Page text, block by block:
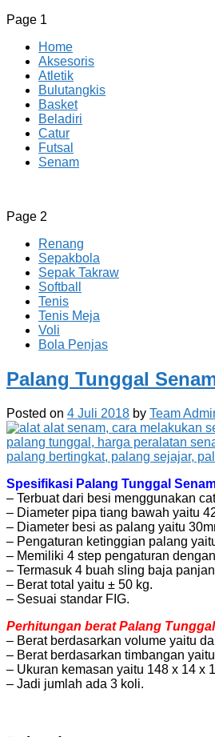
Page 1
Home
Aksesoris
Atletik
Bulutangkis
Basket
Beladiri
Catur
Futsal
Senam
CV JAYA BERSAMA Co Id
Menyediakan Semua Perlengkapan
Page 2
Renang
Sepakbola
Sepak Takraw
Softball
Tenis
Tenis Meja
Voli
Bola Penjas
Palang Tunggal
Posted on 4 Juli 2018 by Team
Spesifikasi Palang Tunggal
– Terbuat dari besi menggunakan
– Diameter pipa tiang bawah yaitu
– Diameter besi as palang yaitu
– Pengaturan ketinggian palang
– Memiliki 4 step pengaturan
– Termasuk 4 buah sling baja
– Berat total yaitu ± 50 kg.
– Sesuai standar FIG.
Perhitungan berat Palang
– Berat berdasarkan volume yaitu
– Berat berdasarkan timbangan
– Ukuran kemasan yaitu 148 x 14 x
– Jadi jumlah ada 3 koli.